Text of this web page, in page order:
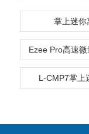
掌上迷你
Ezee Pro高速
L-CMP7掌上